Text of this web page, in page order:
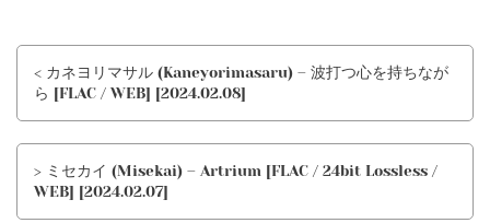
< カネヨリマサル (Kaneyorimasaru) – 波打つ心を持ちなが
ら [FLAC / WEB] [2024.02.08]
> ミセカイ (Misekai) – Artrium [FLAC / 24bit Lossless /
WEB] [2024.02.07]